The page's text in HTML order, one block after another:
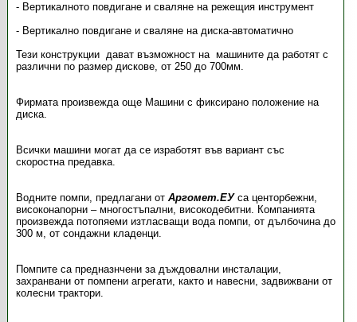
- Вертикалното повдигане и сваляне на режещия инструмент
- Вертикално повдигане и сваляне на диска-автоматично
Тези конструкции дават възможност на машините да работят с
различни по размер дискове, от 250 до 700мм.
Фирмата произвежда още Машини с фиксирано положение на
диска.
Всички машини могат да се изработят във вариант със
скоростна предавка.
Водните помпи, предлагани от Аргомет.ЕУса центорбежни,
високонапорни – многостъпални, високодебитни. Компанията
произвежда потопяеми изтласващи вода помпи, от дълбочина до
300 м, от сондажни кладенци.
Помпите са предназнчени за дъждовални инсталации,
захранвани от помпени агрегати, както и навесни, задвижвани от
колесни трактори.